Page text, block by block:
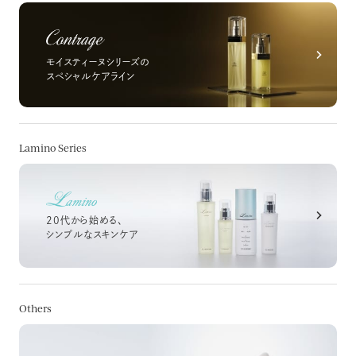
モイスティーヌシリーズの
スペシャルケアライン
Lamino Series
20代から始める、
シンプルなスキンケア
Others